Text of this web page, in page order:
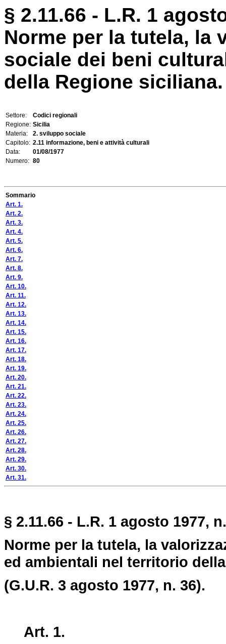
§ 2.11.66 - L.R. 1
Norme per la tutela, la
sociale dei beni
della Regione siciliana.
Settore:
Codici regionali
Regione: Sicilia
Materia:
2. sviluppo sociale
Capitolo: 2.11 informazione, beni e attività culturali
Data:
01/08/1977
Numero: 80
Sommario
Art. 1.
Art. 2.
Art. 3.
Art. 4.
Art. 5.
Art. 6.
Art. 7.
Art. 8.
Art. 9.
Art. 10.
Art. 11.
Art. 12.
Art. 13.
Art. 14.
Art. 15.
Art. 16.
Art. 17.
Art. 18.
Art. 19.
Art. 20.
Art. 21.
Art. 22.
Art. 23.
Art. 24.
Art. 25.
Art. 26.
Art. 27.
Art. 28.
Art. 29.
Art. 30.
Art. 31.
§ 2.11.66 - L.R. 1 agosto 1977,
Norme per la tutela, la
ed ambientali nel territorio
(G.U.R. 3 agosto 1977, n. 36).
Art. 1.